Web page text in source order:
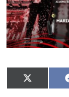
Compartir
en
X
(Twitter)